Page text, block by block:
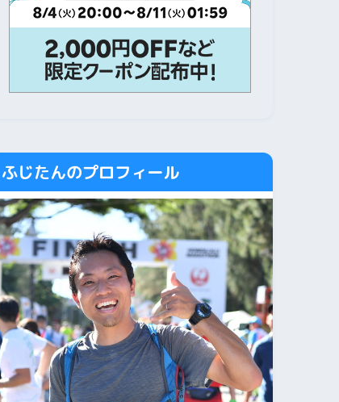
ふじたんのプロフィール